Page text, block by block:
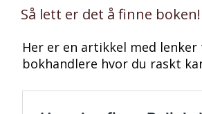
Så lett er det å finne boken!
Her er en artikkel med lenker
bokhandlere hvor du raskt